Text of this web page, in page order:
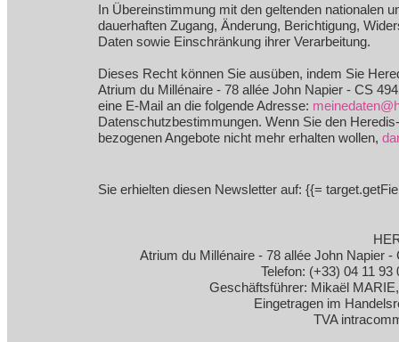
In Übereinstimmung mit den geltenden nationalen
dauerhaften Zugang, Änderung, Berichtigung,
Daten sowie Einschränkung ihrer Verarbeitung.
Dieses Recht können Sie ausüben, indem Sie
Atrium du Millénaire - 78 allée John Napier - CS
eine E-Mail an die folgende Adresse:
Datenschutzbestimmungen. Wenn Sie den
bezogenen Angebote nicht mehr erhalten wollen,
Sie erhielten diesen Newsletter auf: {{=
Atrium du Millénaire - 78 allée John Napier
Telefon: (+33) 04 11
Geschäftsführer: Mikaël
Eingetragen im
TVA